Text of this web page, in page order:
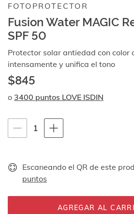
imágenes
videos.
con
las
flechas
arriba
uno
FOTOPROTECTOR
Fusion Water MAGIC
SPF 50
Protector solar antiedad con color
intensamente y unifica el tono
$845
o 3400 puntos LOVE ISDIN
Instrucciones de navegación por teclado
1
unidades
Escaneando el QR de este
puntos
AGREGAR AL